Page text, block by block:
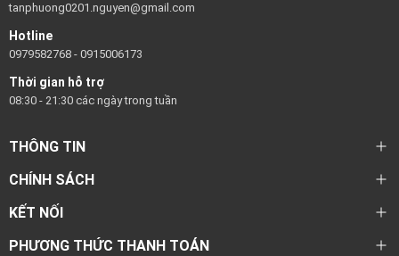
tanphuong0201.nguyen@gmail.com
Hotline
0979582768 - 0915006173
Thời gian hỗ trợ
08:30 - 21:30 các ngày trong tuần
THÔNG TIN
CHÍNH SÁCH
KẾT NỐI
PHƯƠNG THỨC THANH TOÁN